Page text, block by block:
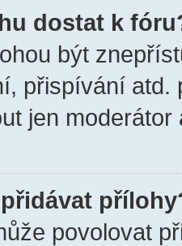
dostat k
být
přispívání atd.
jen
povolovat